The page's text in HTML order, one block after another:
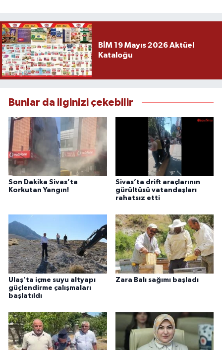
BİM 19 Mayıs 2026 Aktüel
Kataloğu
Bunlar da ilginizi çekebilir
Son Dakika Sivas’ta
Korkutan Yangın!
Sivas’ta drift araçlarının
gürültüsü vatandaşları
rahatsız etti
Ulaş'ta içme suyu altyapı
güçlendirme çalışmaları
başlatıldı
Zara Balı sağımı başladı